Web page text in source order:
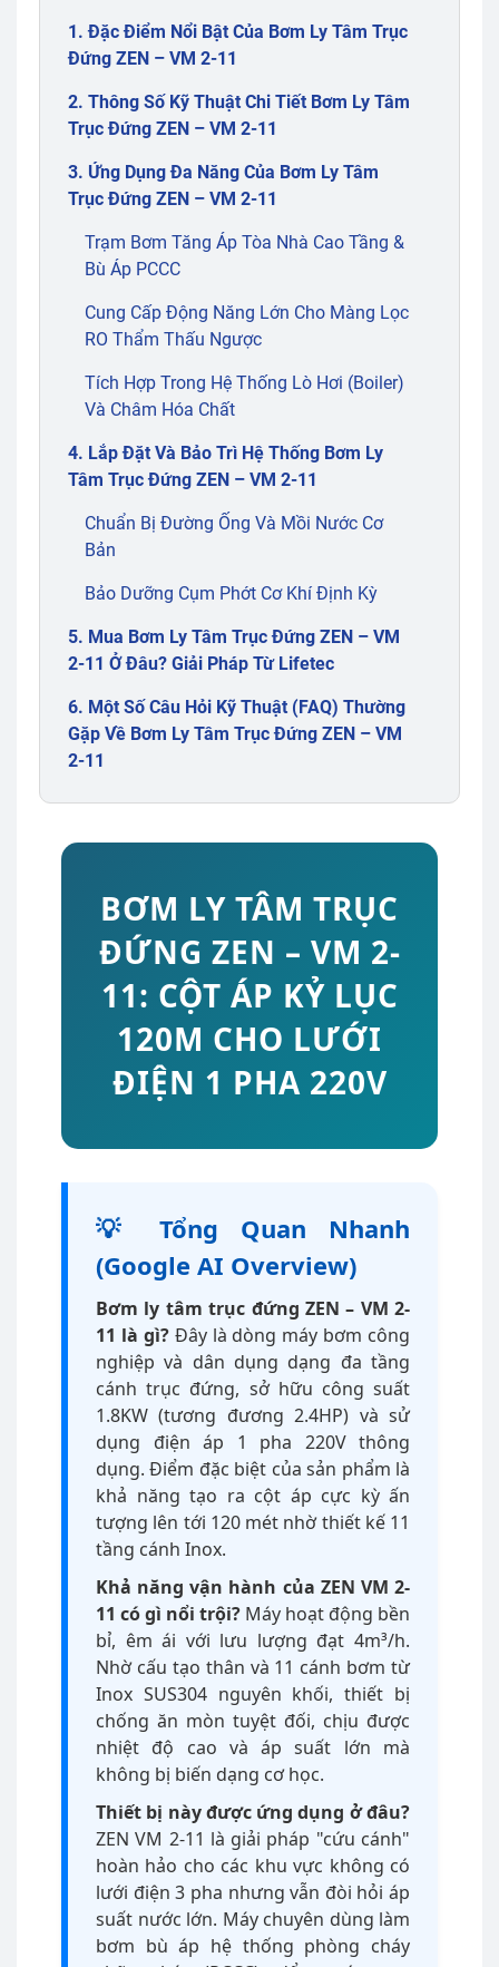
1. Đặc Điểm Nổi Bật Của Bơm Ly Tâm Trục
Đứng ZEN – VM 2-11
2. Thông Số Kỹ Thuật Chi Tiết Bơm Ly Tâm
Trục Đứng ZEN – VM 2-11
3. Ứng Dụng Đa Năng Của Bơm Ly Tâm
Trục Đứng ZEN – VM 2-11
Trạm Bơm Tăng Áp Tòa Nhà Cao Tầng &
Bù Áp PCCC
Cung Cấp Động Năng Lớn Cho Màng Lọc
RO Thẩm Thấu Ngược
Tích Hợp Trong Hệ Thống Lò Hơi (Boiler)
Và Châm Hóa Chất
4. Lắp Đặt Và Bảo Trì Hệ Thống Bơm Ly
Tâm Trục Đứng ZEN – VM 2-11
Chuẩn Bị Đường Ống Và Mồi Nước Cơ
Bản
Bảo Dưỡng Cụm Phớt Cơ Khí Định Kỳ
5. Mua Bơm Ly Tâm Trục Đứng ZEN – VM
2-11 Ở Đâu? Giải Pháp Từ Lifetec
6. Một Số Câu Hỏi Kỹ Thuật (FAQ) Thường
Gặp Về Bơm Ly Tâm Trục Đứng ZEN – VM
2-11
BƠM LY TÂM TRỤC
ĐỨNG ZEN – VM 2-
11: CỘT ÁP KỶ LỤC
120M CHO LƯỚI
ĐIỆN 1 PHA 220V
💡 Tổng Quan Nhanh
(Google AI Overview)
Bơm ly tâm trục đứng ZEN – VM 2-
11 là gì?Đây là dòng máy bơm công
nghiệp và dân dụng dạng đa tầng
cánh trục đứng, sở hữu công suất
1.8KW (tương đương 2.4HP) và sử
dụng điện áp 1 pha 220V thông
dụng. Điểm đặc biệt của sản phẩm là
khả năng tạo ra cột áp cực kỳ ấn
tượng lên tới 120 mét nhờ thiết kế 11
tầng cánh Inox.
Khả năng vận hành của ZEN VM 2-
11 có gì nổi trội? Máy hoạt động bền
bỉ, êm ái với lưu lượng đạt 4m³/h.
Nhờ cấu tạo thân và 11 cánh bơm từ
Inox SUS304 nguyên khối, thiết bị
chống ăn mòn tuyệt đối, chịu được
nhiệt độ cao và áp suất lớn mà
không bị biến dạng cơ học.
Thiết bị này được ứng dụng ở đâu?
ZEN VM 2-11 là giải pháp "cứu cánh"
hoàn hảo cho các khu vực không có
lưới điện 3 pha nhưng vẫn đòi hỏi áp
suất nước lớn. Máy chuyên dùng làm
bơm bù áp hệ thống phòng cháy